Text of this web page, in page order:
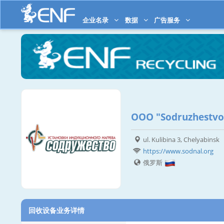
企业名录 数据 广告服务
OOO
ul. Kulibina 3, Chelyabinsk
https://www.sodnal.org
俄罗斯
回收设备业务详情